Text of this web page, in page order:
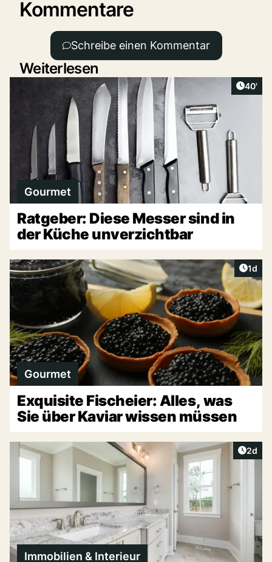
Kommentare
Schreibe einen Kommentar
Weiterlesen
40'
Gourmet
Ratgeber: Diese Messer sind in
der Küche unverzichtbar
1d
Gourmet
Exquisite Fischeier: Alles, was
Sie über Kaviar wissen müssen
2d
Immobilien & Interieur